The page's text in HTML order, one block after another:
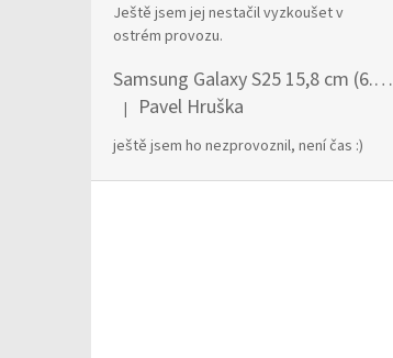
Ještě jsem jej nestačil vyzkoušet v
ostrém provozu.
Samsung Galaxy S25 15,8 cm (6.2") Dual SIM Android 15 5G USB typu C 12 GB 256 GB 4000 mAh Námořnická modrá
Hodnocení produktu je 1 z 5 hvězdiček.
| Pavel Hruška
ještě jsem ho nezprovoznil, není čas :)